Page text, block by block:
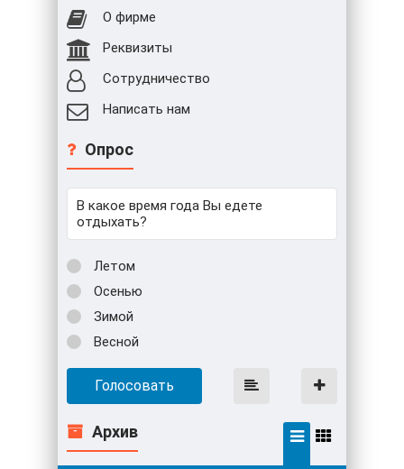
О фирме
Реквизиты
Сотрудничество
Написать нам
Опрос
В какое время года Вы едете
отдыхать?
Летом
Осенью
Зимой
Весной
Голосовать
Архив